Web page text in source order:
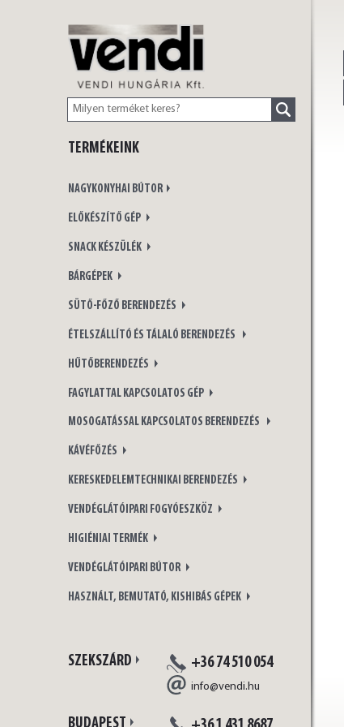
TERMÉKEINK
NAGYKONYHAI BÚTOR
ELŐKÉSZÍTŐ GÉP
SNACK KÉSZÜLÉK
BÁRGÉPEK
SÜTŐ-FŐZŐ BERENDEZÉS
ÉTELSZÁLLÍTÓ ÉS TÁLALÓ BERENDEZÉS
HŰTŐBERENDEZÉS
FAGYLATTAL KAPCSOLATOS GÉP
MOSOGATÁSSAL KAPCSOLATOS BERENDEZÉS
KÁVÉFŐZÉS
KERESKEDELEMTECHNIKAI BERENDEZÉS
VENDÉGLÁTÓIPARI FOGYÓESZKÖZ
HIGIÉNIAI TERMÉK
VENDÉGLÁTÓIPARI BÚTOR
HASZNÁLT, BEMUTATÓ, KISHIBÁS GÉPEK
SZEKSZÁRD +36 74 510 054
info@vendi.hu
BUDAPEST